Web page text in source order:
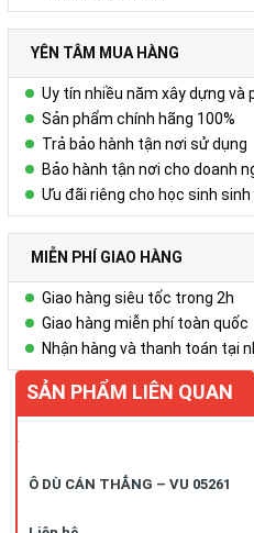
YÊN TÂM MUA HÀNG
Uy tín nhiều năm xây dựng và
Sản phẩm chính hãng 100%
Trả bảo hành tận nơi sử dụng
Bảo hành tận nơi cho doanh
Ưu đãi riêng cho học sinh sinh
MIỄN PHÍ GIAO HÀNG
Giao hàng siêu tốc trong 2h
Giao hàng miễn phí toàn quốc
Nhận hàng và thanh toán tại
SẢN PHẨM LIÊN QUAN
Ô DÙ CÁN THẲNG – VU 05261